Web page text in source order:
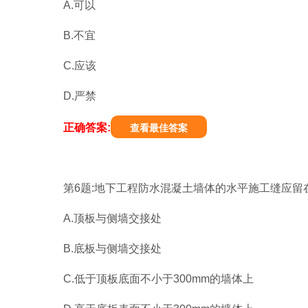
A.可以
B.不宜
C.应该
D.严禁
正确答案: 查看最佳答案
第6题:地下工程防水混凝土墙体的水平施工缝应留
A.顶板与侧墙交接处
B.底板与侧墙交接处
C.低于顶板底面不小于300mm的墙体上